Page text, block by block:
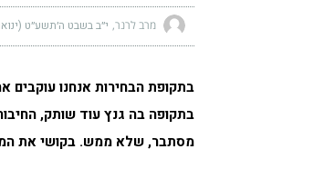
מרב לרנר י״ב בשבט ה׳תשע״ט (ינואר 18,
בתקופת הבחירות אנחנו
בתקופה בה גנץ עוד שותק,
מסתבר, שלא ממש. בקושי את